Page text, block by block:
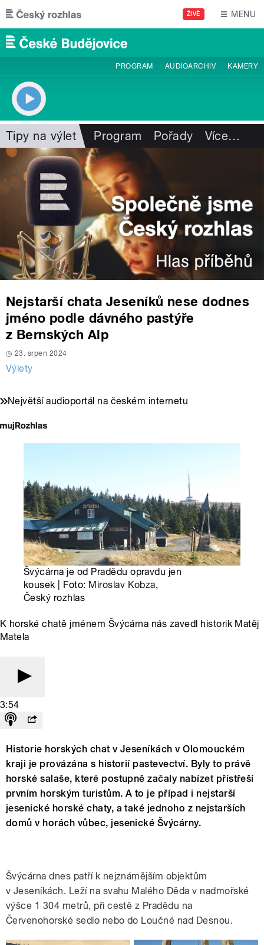
Přejít k hlavnímu obsahu
ŽIVĚ MENU
PROGRAM AUDIOARCHIV KAMERY
Tipy na výlet Program Pořady Více…
Nejstarší chata Jeseníků nese dodnes
jméno podle dávného pastýře
z Bernských Alp
23. srpen 2024
Výlety
Největší audioportál na českém internetu
Švýcárna je od Pradědu opravdu jen
kousek | Foto: Miroslav Kobza,
Český rozhlas
K horské chatě jménem Švýcárna nás zavedl historik Matěj
Matela
3:54
Historie horských chat v Jeseníkách v Olomouckém
kraji je provázána s historií pastevectví. Byly to právě
horské salaše, které postupně začaly nabízet přístřeší
prvním horským turistům. A to je případ i nejstarší
jesenické horské chaty, a také jednoho z nejstarších
domů v horách vůbec, jesenické Švýcárny.
Švýcárna dnes patří k nejznámějším objektům
v Jeseníkách. Leží na svahu Malého Děda v nadmořské
výšce 1 304 metrů, při cestě z Pradědu na
Červenohorské sedlo nebo do Loučné nad Desnou.